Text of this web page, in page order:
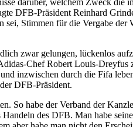
DFB-Präsident Reinhard
Stimmen für die Vergabe
zwar gelungen, lückenlos
Chef Robert Louis-
inzwischen durch die Fifa
DFB-Präsident.
So habe der Verband der
des DFB. Man habe